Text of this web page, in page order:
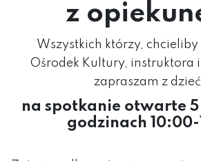
z
Wszystkich którzy, chcieliby
Ośrodek Kultury, instruktora
zapraszam z
na spotkanie otwarte
godzinach 10:00-